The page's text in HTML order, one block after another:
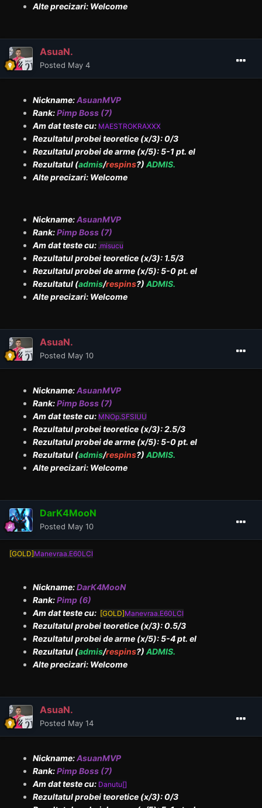
Alte precizari: Welcome
AsuaN.
Posted May 4
Nickname:AsuanMVP
Rank:Pimp Boss (7)
Am dat teste cu: MAESTROKRAXXX
Rezultatul probei teoretice (x/3): 0/3
Rezultatul probei de arme (x/5): 5-1 pt. el
Rezultatul (admis/respins?) ADMIS.
Alte precizari: Welcome
Nickname:AsuanMVP
Rank:Pimp Boss (7)
Am dat teste cu: .misucu
Rezultatul probei teoretice (x/3): 1.5/3
Rezultatul probei de arme (x/5): 5-0 pt. el
Rezultatul (admis/respins?) ADMIS.
Alte precizari: Welcome
AsuaN.
Posted May 10
Nickname:AsuanMVP
Rank:Pimp Boss (7)
Am dat teste cu: MNOp.SFSIUU
Rezultatul probei teoretice (x/3): 2.5/3
Rezultatul probei de arme (x/5): 5-0 pt. el
Rezultatul (admis/respins?) ADMIS.
Alte precizari: Welcome
DarK4MooN
Posted May 10
[GOLD]Manevraa.E60LCI
Nickname:DarK4MooN
Rank:Pimp (6)
Am dat teste cu: [GOLD]Manevraa.E60LCI
Rezultatul probei teoretice (x/3): 0.5/3
Rezultatul probei de arme (x/5): 5-4 pt. el
Rezultatul (admis/respins?) ADMIS.
Alte precizari: Welcome
AsuaN.
Posted May 14
Nickname:AsuanMVP
Rank:Pimp Boss (7)
Am dat teste cu: Danutu[]
Rezultatul probei teoretice (x/3): 0/3